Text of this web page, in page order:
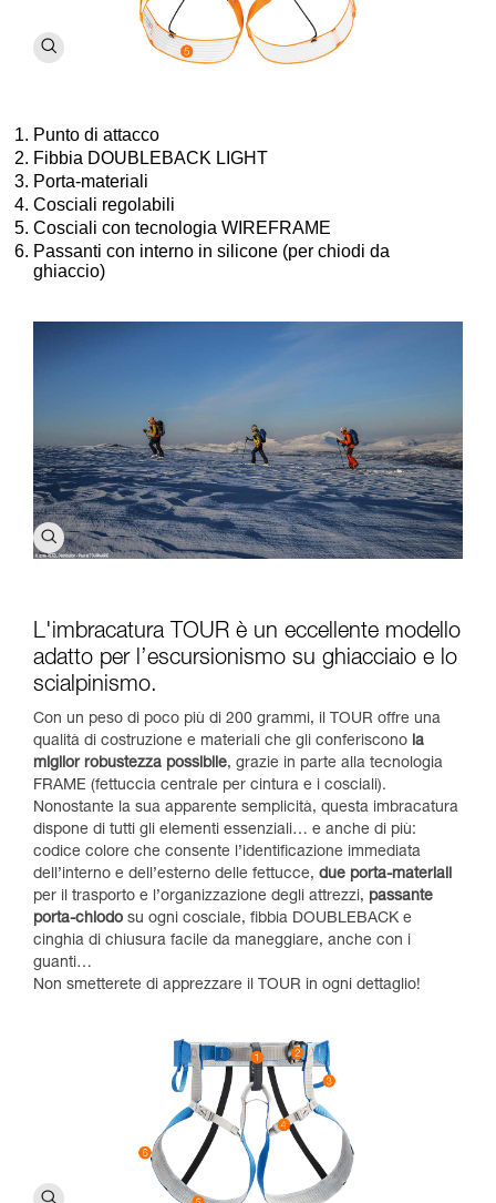
Punto di attacco
Fibbia DOUBLEBACK LIGHT
Porta-materiali
Cosciali regolabili
Cosciali con tecnologia WIREFRAME
Passanti con interno in silicone (per chiodi da
ghiaccio)
L'imbracatura TOUR è un eccellente modello
adatto per l’escursionismo su ghiacciaio e lo
scialpinismo.
Con un peso di poco più di 200 grammi, il TOUR offre una
qualità di costruzione e materiali che gli conferiscono la
miglior robustezza possibile, grazie in parte alla tecnologia
FRAME (fettuccia centrale per cintura e i cosciali).
Nonostante la sua apparente semplicità, questa imbracatura
dispone di tutti gli elementi essenziali… e anche di più:
codice colore che consente l’identificazione immediata
dell’interno e dell’esterno delle fettucce, due porta-materiali
per il trasporto e l’organizzazione degli attrezzi, passante
porta-chiodo su ogni cosciale, fibbia DOUBLEBACK e
cinghia di chiusura facile da maneggiare, anche con i
guanti…
Non smetterete di apprezzare il TOUR in ogni dettaglio!